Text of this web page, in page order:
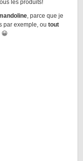
les produits!
, parce que je
par exemple, ou tout
😀